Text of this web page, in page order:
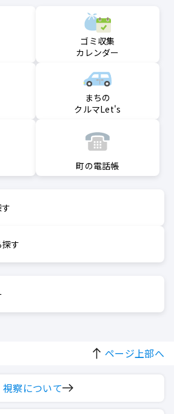
ゴミ収集
カレンダー
まちの
クルマLet's
町の電話帳
す
ページ上部へ
視察について